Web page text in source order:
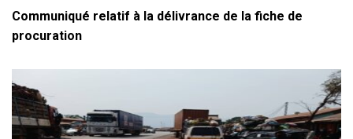
Communiqué relatif à la délivrance de la fiche de
procuration